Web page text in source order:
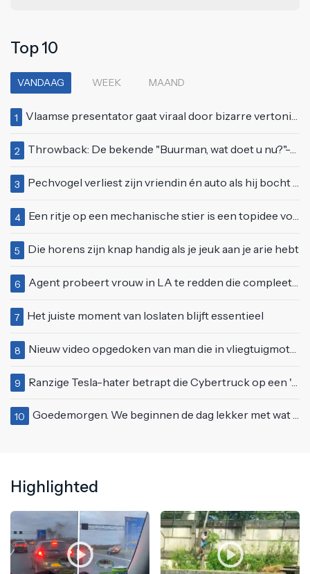
Top 10
VANDAAG WEEK MAAND
1 Vlaamse presentator gaat viraal door bizarre vertoning op live televisie: "Helemaal stijf van de bloem"
2 Throwback: De bekende "Buurman, wat doet u nu?"-scène uit Flodder met Tatjana Šimić
3 Pechvogel verliest zijn vriendin én auto als hij bocht te scherp neemt
4 Een ritje op een mechanische stier is een topidee voor een eerste date
5 Die horens zijn knap handig als je jeuk aan je arie hebt
6 Agent probeert vrouw in LA te redden die compleet van het padje is
7 Het juiste moment van loslaten blijft essentieel
8 Nieuw video opgedoken van man die in vliegtuigmotor springt op vliegveld Milaan
9 Ranzige Tesla-hater betrapt die Cybertruck op een 'speciale bruine coating' trakteert
10 Goedemorgen. We beginnen de dag lekker met wat rek- en strekoefeningen
Highlighted